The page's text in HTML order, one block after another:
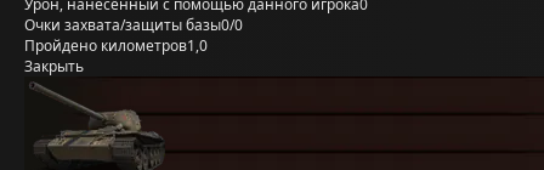
Урон, нанесённый с помощью данного игрока0
Очки захвата/защиты базы0/0
Пройдено километров1,0
Закрыть